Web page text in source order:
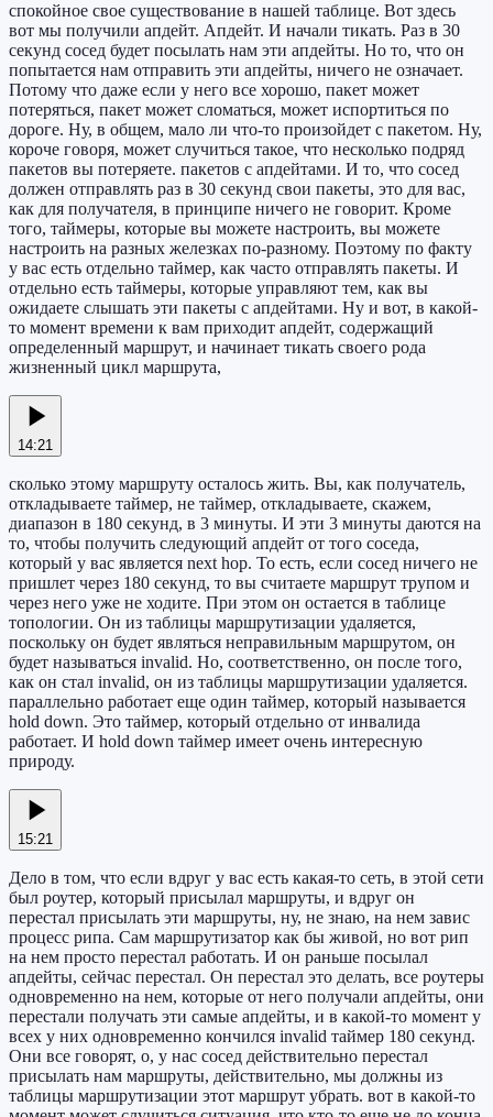
спокойное свое существование в нашей таблице. Вот здесь
вот мы получили апдейт. Апдейт. И начали тикать. Раз в 30
секунд сосед будет посылать нам эти апдейты. Но то, что он
попытается нам отправить эти апдейты, ничего не означает.
Потому что даже если у него все хорошо, пакет может
потеряться, пакет может сломаться, может испортиться по
дороге. Ну, в общем, мало ли что-то произойдет с пакетом. Ну,
короче говоря, может случиться такое, что несколько подряд
пакетов вы потеряете. пакетов с апдейтами. И то, что сосед
должен отправлять раз в 30 секунд свои пакеты, это для вас,
как для получателя, в принципе ничего не говорит. Кроме
того, таймеры, которые вы можете настроить, вы можете
настроить на разных железках по-разному. Поэтому по факту
у вас есть отдельно таймер, как часто отправлять пакеты. И
отдельно есть таймеры, которые управляют тем, как вы
ожидаете слышать эти пакеты с апдейтами. Ну и вот, в какой-
то момент времени к вам приходит апдейт, содержащий
определенный маршрут, и начинает тикать своего рода
жизненный цикл маршрута,
14:21
сколько этому маршруту осталось жить. Вы, как получатель,
откладываете таймер, не таймер, откладываете, скажем,
диапазон в 180 секунд, в 3 минуты. И эти 3 минуты даются на
то, чтобы получить следующий апдейт от того соседа,
который у вас является next hop. То есть, если сосед ничего не
пришлет через 180 секунд, то вы считаете маршрут трупом и
через него уже не ходите. При этом он остается в таблице
топологии. Он из таблицы маршрутизации удаляется,
поскольку он будет являться неправильным маршрутом, он
будет называться invalid. Но, соответственно, он после того,
как он стал invalid, он из таблицы маршрутизации удаляется.
параллельно работает еще один таймер, который называется
hold down. Это таймер, который отдельно от инвалида
работает. И hold down таймер имеет очень интересную
природу.
15:21
Дело в том, что если вдруг у вас есть какая-то сеть, в этой сети
был роутер, который присылал маршруты, и вдруг он
перестал присылать эти маршруты, ну, не знаю, на нем завис
процесс рипа. Сам маршрутизатор как бы живой, но вот рип
на нем просто перестал работать. И он раньше посылал
апдейты, сейчас перестал. Он перестал это делать, все роутеры
одновременно на нем, которые от него получали апдейты, они
перестали получать эти самые апдейты, и в какой-то момент у
всех у них одновременно кончился invalid таймер 180 секунд.
Они все говорят, о, у нас сосед действительно перестал
присылать нам маршруты, действительно, мы должны из
таблицы маршрутизации этот маршрут убрать. вот в какой-то